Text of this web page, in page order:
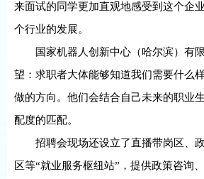
来面试的同学更加直观地感受到这个企
个行业的发展。
国家机器人创新中心（哈尔滨）有
望：求职者大体能够知道我们需要什么
做的方向。他们会结合自己未来的职业
配度的匹配。
招聘会现场还设立了直播带岗区、
区等“就业服务枢纽站”，提供政策咨询